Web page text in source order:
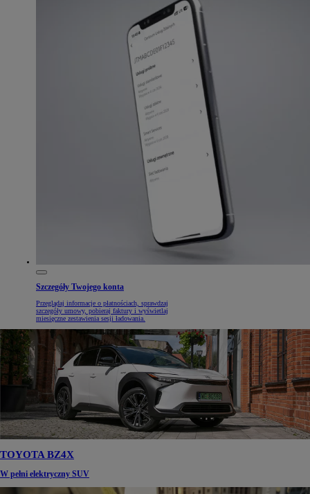
Szczegóły Twojego konta
Przeglądaj informacje o płatnościach, sprawdzaj
szczegóły umowy, pobieraj faktury i wyświetlaj
miesięczne zestawienia sesji ładowania.
TOYOTA BZ4X
W pełni elektryczny SUV